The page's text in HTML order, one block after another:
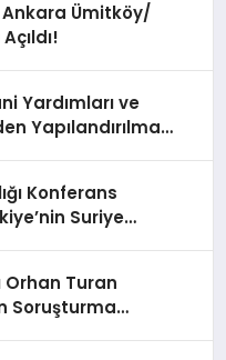
Ümitköy/
Yardımları ve
Yapılandırılma
Konferans
Suriye
Orhan Turan
Soruşturma